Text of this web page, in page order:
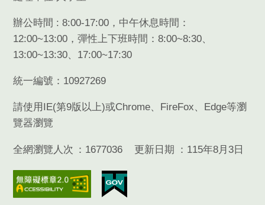
辦公時間 : 8:00-17:00，中午休息時間：
12:00~13:00，彈性上下班時間：8:00~8:30、
13:00~13:30、17:00~17:30
統一編號：10927269
請使用 IE(第9版以上)或Chrome、 FireFox、 Edge等瀏
覽器瀏覽
全網瀏覽人次 1677036 更新日期 115年8月3日